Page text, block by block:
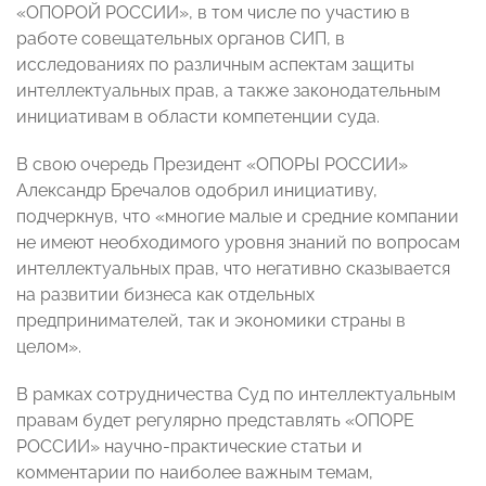
«ОПОРОЙ РОССИИ», в том числе по участию в
работе совещательных органов СИП, в
исследованиях по различным аспектам защиты
интеллектуальных прав, а также законодательным
инициативам в области компетенции суда.
В свою очередь Президент «ОПОРЫ РОССИИ»
Александр Бречалов одобрил инициативу,
подчеркнув, что «многие малые и средние компании
не имеют необходимого уровня знаний по вопросам
интеллектуальных прав, что негативно сказывается
на развитии бизнеса как отдельных
предпринимателей, так и экономики страны в
целом».
В рамках сотрудничества Суд по интеллектуальным
правам будет регулярно представлять «ОПОРЕ
РОССИИ» научно-практические статьи и
комментарии по наиболее важным темам,